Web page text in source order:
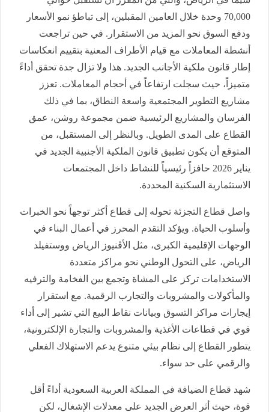
70,000 وحدة خلال العامين المقبلين، إلى تباطؤ نمو الأسعار
ودفع السوق نحو المزيد من الاستقرار. في حين تراجعت
أنشطة المعاملات مع قيام الأطراف المعنية بتقييم انعكاسات
إطار قانون ملكية الأجانب الجديد. هذا ولا تزال جدة تحقق أداءً
متميزاً، حيث سجلت ارتفاعاً في أحجام المعاملات. تعزز
مشاريع التطوير المجتمعية واسعة النطاق، بما في ذلك
الفرسان والمشاريع الرئيسية ضمن مجموعة روشن، عمق
القطاع على المدى الطويل. وبالنظر إلى المستقبل، من
المتوقع أن يكون تطبيق قانون الملكية الأجنبية الجديد في
يناير 2026 حافزاً رئيسياً للنشاط داخل المجتمعات
الاستثمارية السكنية المحددة.
واصل قطاع التجزئة تحوله إلى قطاع أكثر توجهاً نحو الخبرات
وأسلوب الحياة. ويؤكد التقدم المحرز في أعمال البناء في
الوجهات الإقليمية الكبرى، مثل الأڤنيوز الرياض ووستفيلد
الرياض، على التحول الوطني نحو مراكز متعددة
الاستخدامات تركز على المشاة وتجمع بين الفخامة والترفيه
والمأكولات والمشروبات والتجارب الرقمية. مع استقرار
إيجارات مراكز التسوق وبيانات نقاط البيع التي تشير إلى أداء
قوي في قطاعات الأغذية والمشروبات والتجارة الإلكترونية،
يتطور القطاع إلى نظام بيئي متنوع يدعم الاستهلاك الفعلي
والرقمي على حد سواء.
شهد قطاع الضيافة في المملكة العربية السعودية أداءً أقل
قوة، حيث أثر العرض الجديد على معدلات الإشغال، لكن